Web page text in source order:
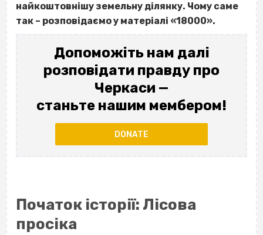
найкоштовнішу земельну ділянку. Чому саме
так – розповідаємо у матеріалі «18000».
Допоможіть нам далі
розповідати правду про
Черкаси —
станьте нашим мембером!
DONATE
Початок історії: Лісова
просіка